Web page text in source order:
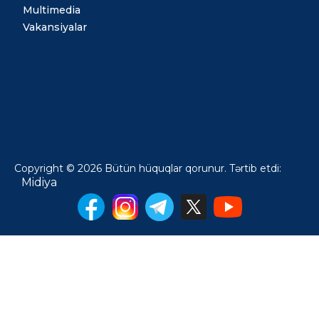
Multimedia
Vakansiyalar
Copyright © 2026 Bütün hüquqlar qorunur. Tərtib etdi:
Midiya